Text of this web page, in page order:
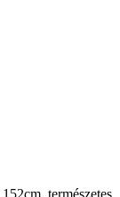
természetes